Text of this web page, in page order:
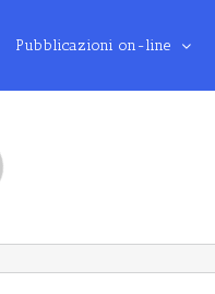
Pubblicazioni on-line